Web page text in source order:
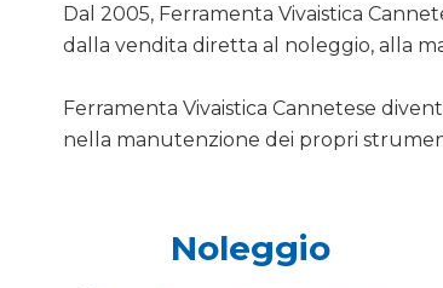
Dal 2005, Ferramenta Vivaistica
dalla vendita diretta al noleggio, alla
Ferramenta Vivaistica Cannetese
nella manutenzione dei propri
Noleggio